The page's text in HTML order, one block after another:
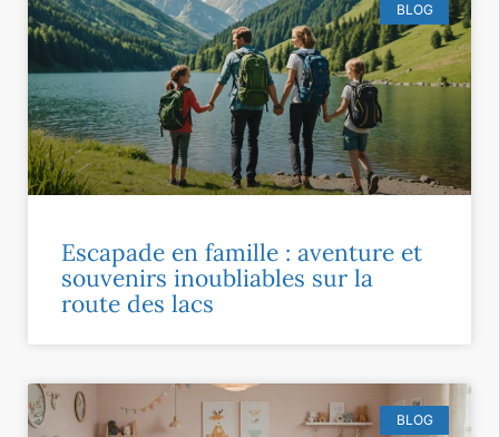
BLOG
Escapade en famille : aventure et
souvenirs inoubliables sur la
route des lacs
BLOG